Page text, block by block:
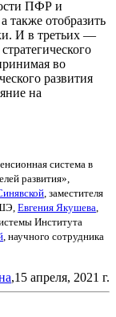
ПФР и
также отобразить
И в третьих —
во
развития
на
система в
развития»,
, заместителя
Евгения Якушева
Института
, научного сотрудника
,15 апреля, 2021 г.